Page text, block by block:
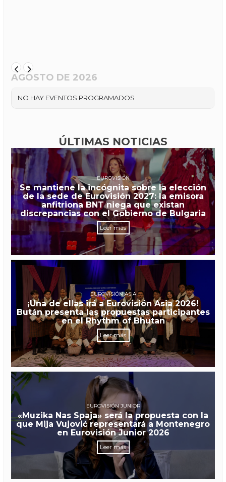
AGOSTO DE 2026
NO HAY EVENTOS PROGRAMADOS
ÚLTIMAS NOTICIAS
EUROVISIÓN
Se mantiene la incógnita sobre la elección
de la sede de Eurovisión 2027: la emisora
anfitriona BNT niega que existan
discrepancias con el Gobierno de Bulgaria
Leer más
EUROVISIÓN ASIA
¡Una de ellas irá a Eurovisión Asia 2026!
Bután presenta las propuestas participantes
en el Rhythm of Bhutan
Leer más
EUROVISIÓN JUNIOR
«Muzika Nas Spaja» será la propuesta con la
que Mija Vujović representará a Montenegro
en Eurovisión Junior 2026
Leer más